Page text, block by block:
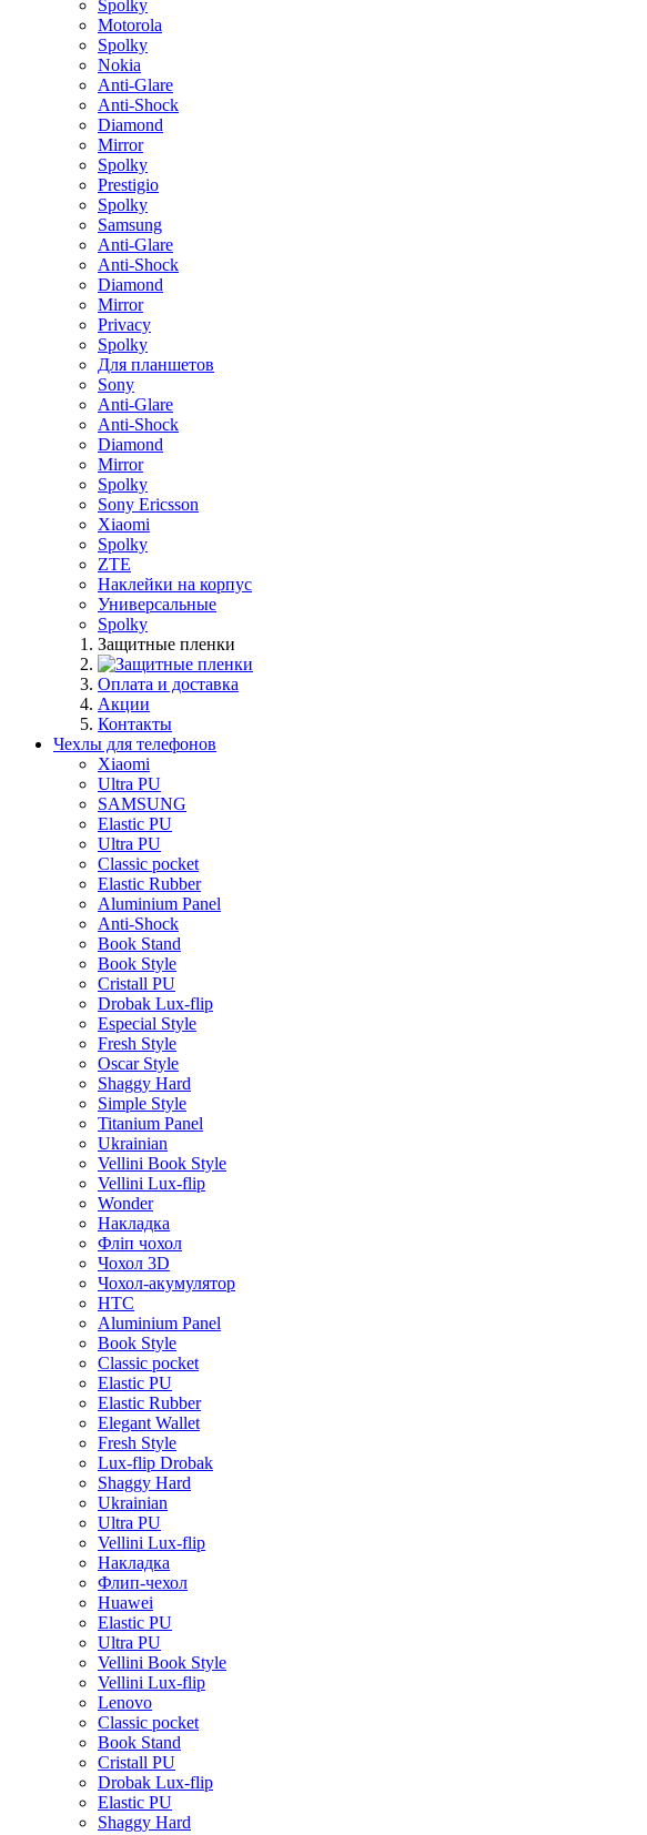
Spolky
Motorola
Spolky
Nokia
Anti-Glare
Anti-Shock
Diamond
Mirror
Spolky
Prestigio
Spolky
Samsung
Anti-Glare
Anti-Shock
Diamond
Mirror
Privacy
Spolky
Для планшетов
Sony
Anti-Glare
Anti-Shock
Diamond
Mirror
Spolky
Sony Ericsson
Xiaomi
Spolky
ZTE
Наклейки на корпус
Универсальные
Spolky
Защитные пленки
Оплата и доставка
Акции
Контакты
Чехлы для телефонов
Xiaomi
Ultra PU
SAMSUNG
Elastic PU
Ultra PU
Classic pocket
Elastic Rubber
Aluminium Panel
Anti-Shock
Book Stand
Book Style
Cristall PU
Drobak Lux-flip
Especial Style
Fresh Style
Oscar Style
Shaggy Hard
Simple Style
Titanium Panel
Ukrainian
Vellini Book Style
Vellini Lux-flip
Wonder
Накладка
Фліп чохол
Чохол 3D
Чохол-акумулятор
HTC
Aluminium Panel
Book Style
Classic pocket
Elastic PU
Elastic Rubber
Elegant Wallet
Fresh Style
Lux-flip Drobak
Shaggy Hard
Ukrainian
Ultra PU
Vellini Lux-flip
Накладка
Флип-чехол
Huawei
Elastic PU
Ultra PU
Vellini Book Style
Vellini Lux-flip
Lenovo
Classic pocket
Book Stand
Cristall PU
Drobak Lux-flip
Elastic PU
Shaggy Hard